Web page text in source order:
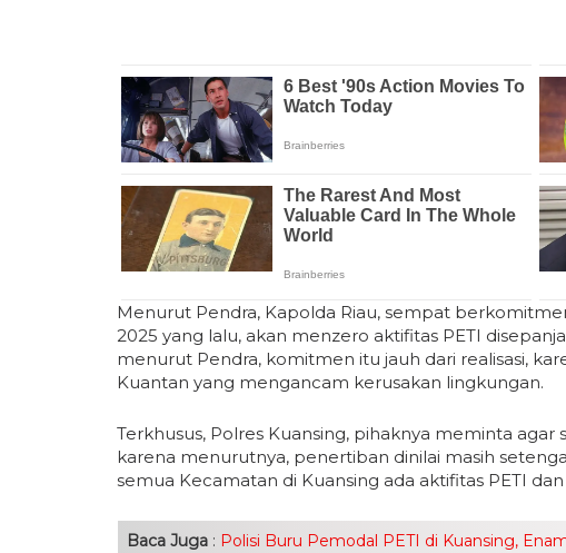
Menurut Pendra, Kapolda Riau, sempat
2025 yang lalu, akan menzero aktifitas PETI
menurut Pendra, komitmen itu jauh dari realisasi,
Kuantan yang mengancam kerusakan lingkungan.
Terkhusus, Polres Kuansing, pihaknya meminta
karena menurutnya, penertiban dinilai masih
semua Kecamatan di Kuansing ada aktifitas PETI
Baca Juga : Polisi Buru Pemodal PETI di Kuansing,